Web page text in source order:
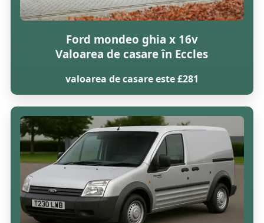
Ford mondeo ghia x 16v
Valoarea de casare în Eccles
valoarea de casare este £281